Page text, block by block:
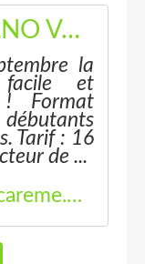
METHODE DE PIANO Volume 1- Numérique - Chanter Maurice Carême
la
et
! Format
Tarif : 16
de ...
http://chantermauricecareme.eklablog.fr/methode-de-piano-volume-1-numerique-p1176232